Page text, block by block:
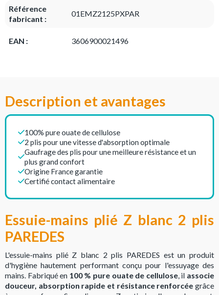
Référence
fabricant :
01EMZ2125PXPAR
EAN : 3606900021496
Description et avantages
100% pure ouate de cellulose
2 plis pour une vitesse d'absorption optimale
Gaufrage des plis pour une meilleure résistance et un
plus grand confort
Origine France garantie
Certifié contact alimentaire
Essuie-mains plié Z blanc 2 plis
PAREDES
L'essuie-mains plié Z blanc 2 plis PAREDES est un produit
d'hygiène hautement performant conçu pour l'essuyage des
mains. Fabriqué en 100 % pure ouate de cellulose, il associe
douceur, absorption rapide et résistance renforcée grâce